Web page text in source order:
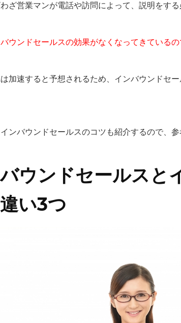
ざ営業マンが電話や訪問によって、説明をする
ウンドセールスの効果がなくなってきているの
加速すると予想されるため、インバウンドセー
ンバウンドセールスのコツも紹介するので、参
ウンドセールスと
い3つ